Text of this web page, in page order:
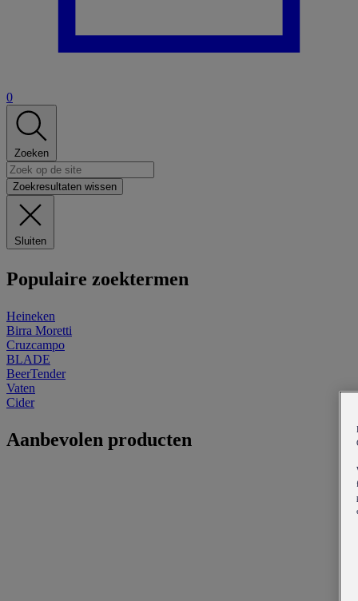
0
Zoeken
Zoekresultaten wissen
Sluiten
Populaire zoektermen
Heineken
Birra Moretti
Cruzcampo
BLADE
BeerTender
Vaten
Cider
Aanbevolen producten